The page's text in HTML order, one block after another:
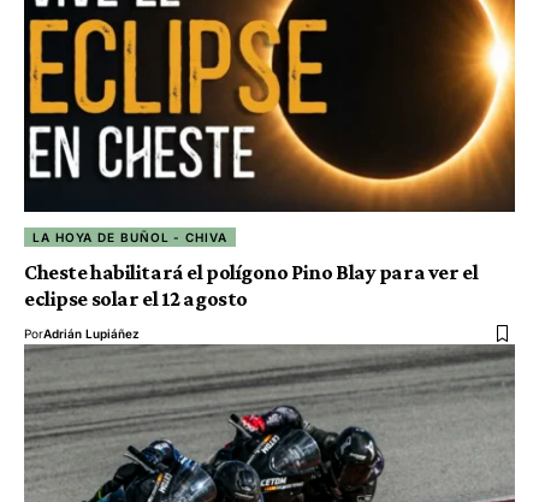
LA HOYA DE BUÑOL - CHIVA
Cheste habilitará el polígono Pino Blay para ver el
eclipse solar el 12 agosto
PorAdrián Lupiáñez